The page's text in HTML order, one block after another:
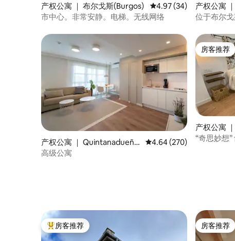
产权公寓 ｜ 布尔戈斯(Burgos) 平均评分 4.97 分（满分
4.97 (34)
市中心。非常安静。电梯。无线网络
产权公寓
位于布尔
产权公寓 ｜ Quintanadueña
s
平均评分 4.64 分（满分 5
4.64 (270)
高级公寓
房客推荐
房客推荐
产权公寓
s)
“奇思妙想
热门「房客推荐」
房客推荐 房客推荐
房客推荐